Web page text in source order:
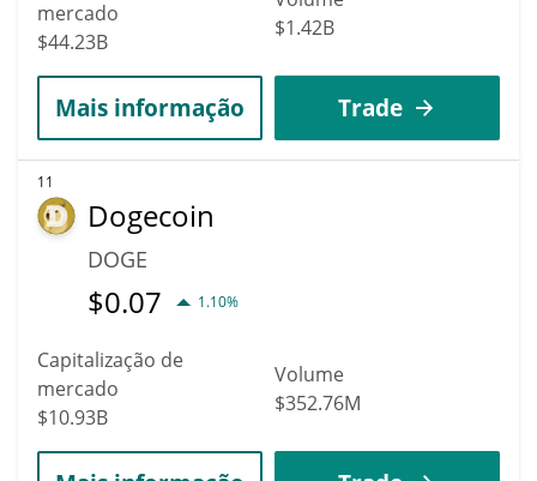
mercado
$44.23B
$1.42B
Mais informação Trade
11
Dogecoin
DOGE
$0.07 1.10%
Capitalização de
mercado
$10.93B
Volume
$352.76M